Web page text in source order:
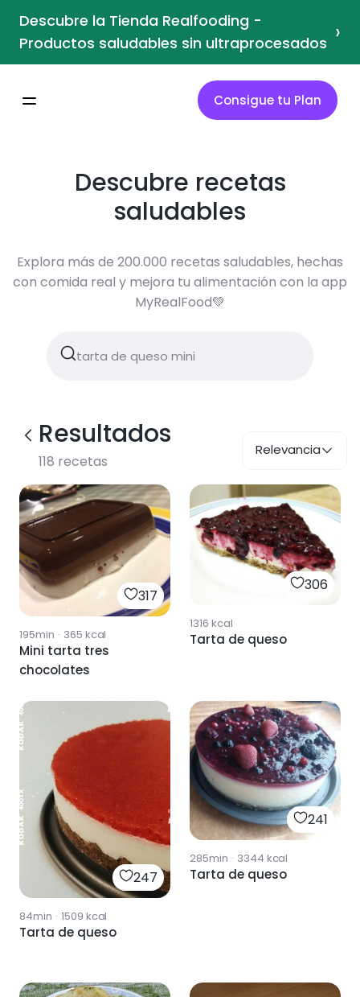
Descubre la Tienda Realfooding -
Productos saludables sin ultraprocesados ›
Consigue tu Plan
Descubre recetas
saludables
Explora más de 200.000 recetas saludables, hechas
con comida real y mejora tu alimentación con la app
MyRealFood💚
Resultados
118 recetas
Relevancia
317
195min · 365 kcal
Mini tarta tres
chocolates
306
1316 kcal
Tarta de queso
247
84min · 1509 kcal
Tarta de queso
241
285min · 3344 kcal
Tarta de queso